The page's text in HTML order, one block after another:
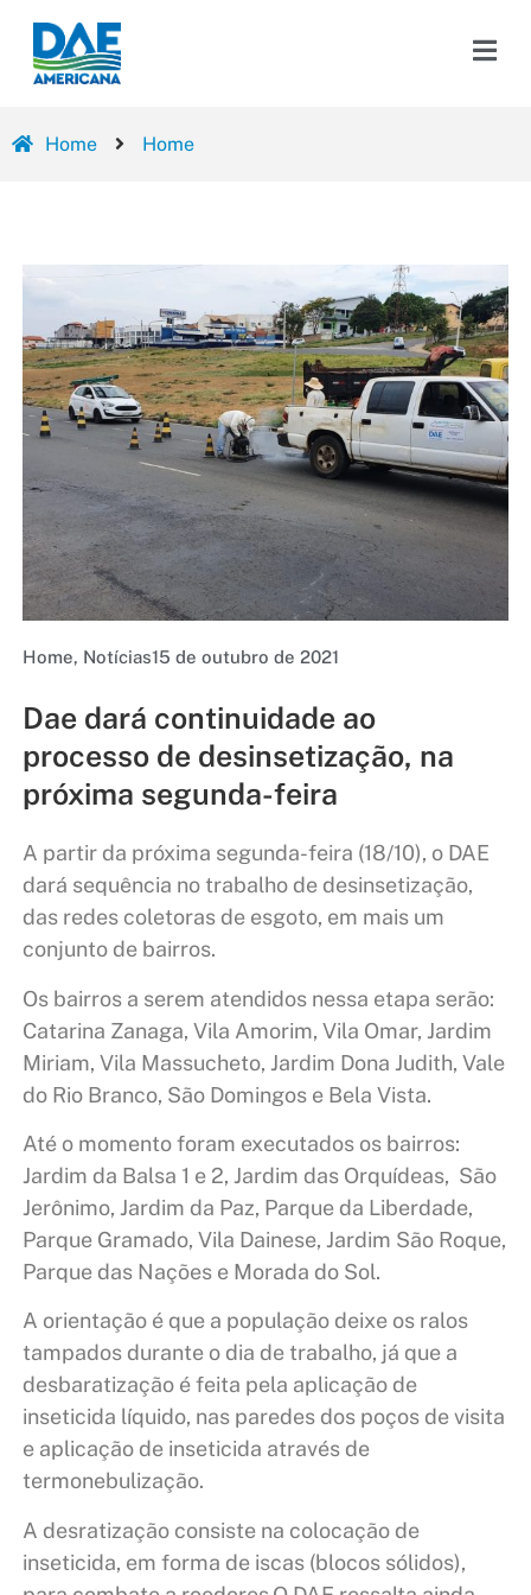
Home Home
Home, Notícias15 de outubro de 2021
Dae dará continuidade ao
processo de desinsetização, na
próxima segunda-feira
A partir da próxima segunda-feira (18/10), o DAE
dará sequência no trabalho de desinsetização,
das redes coletoras de esgoto, em mais um
conjunto de bairros.
Os bairros a serem atendidos nessa etapa serão:
Catarina Zanaga, Vila Amorim, Vila Omar, Jardim
Miriam, Vila Massucheto, Jardim Dona Judith, Vale
do Rio Branco, São Domingos e Bela Vista.
Até o momento foram executados os bairros:
Jardim da Balsa 1 e 2, Jardim das Orquídeas, São
Jerônimo, Jardim da Paz, Parque da Liberdade,
Parque Gramado, Vila Dainese, Jardim São Roque,
Parque das Nações e Morada do Sol.
A orientação é que a população deixe os ralos
tampados durante o dia de trabalho, já que a
desbaratização é feita pela aplicação de
inseticida líquido, nas paredes dos poços de visita
e aplicação de inseticida através de
termonebulização.
A desratização consiste na colocação de
inseticida, em forma de iscas (blocos sólidos),